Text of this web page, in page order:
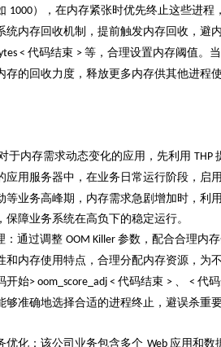
1000），在内存紧张时优先终止这些进程
统内存回收机制，提前触发内存回收，避
< 代码结束 > 等，合理设置内存阈值。
存的回收力度，释放更多内存供其他进程
于内存需求动态变化的应用，先利用 THP
应用服务器中，在业务日常运行阶段，启
等业务高峰期，内存需求急剧增加时，
障业务系统在高负下的稳定运行。
：通过调整 OOM Killer 参数，配合合理内
和内存使用特点，合理分配内存资源，
开始> oom_score_adj < 代码结束 > 、 < 代
够准确地选择合适的进程终止，避误杀重
优化：该公司业务包含多个 Web 应用和数